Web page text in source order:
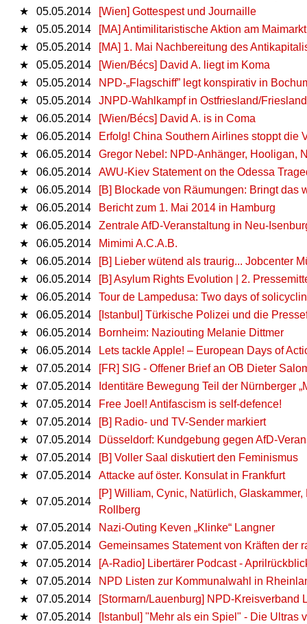
★
05.05.2014
[Wien] Gottespest und Journaille
★
05.05.2014
[MA] Antimilitaristische Aktion am Maimarkt
★
05.05.2014
[MA] 1. Mai Nachbereitung des
★
05.05.2014
[Wien/Bécs] David A. liegt im Koma
★
05.05.2014
NPD-„Flagschiff” legt konspirativ in
★
05.05.2014
JNPD-Wahlkampf in Ostfriesland/Friesland
★
06.05.2014
[Wien/Bécs] David A. is in Coma
★
06.05.2014
Erfolg! China Southern Airlines stoppt die
★
06.05.2014
Gregor Nebel: NPD-Anhänger, Hooligan,
★
06.05.2014
AWU-Kiev Statement on the Odessa
★
06.05.2014
[B] Blockade von Räumungen: Bringt das
★
06.05.2014
Bericht zum 1. Mai 2014 in Hamburg
★
06.05.2014
Zentrale AfD-Veranstaltung in Neu-
★
06.05.2014
Mimimi A.C.A.B.
★
06.05.2014
[B] Lieber wütend als traurig... Jobcenter
★
06.05.2014
[B] Asylum Rights Evolution | 2.
★
06.05.2014
Tour de Lampedusa: Two days of
★
06.05.2014
[Istanbul] Türkische Polizei und die
★
06.05.2014
Bornheim: Naziouting Melanie Dittmer
★
06.05.2014
Lets tackle Apple! – European Days of
★
07.05.2014
[FR] SIG - Offener Brief an OB Dieter
★
07.05.2014
Identitäre Bewegung Teil der Nürnberger
★
07.05.2014
Free Joel! An­ti­fa­scism is self-​de­fence!
★
07.05.2014
[B] Radio- und TV-Sender markiert
★
07.05.2014
Düsseldorf: Kundgebung gegen AfD-
★
07.05.2014
[B] Voller Saal diskutiert den Feminismus
★
07.05.2014 Attacke auf öster. Konsulat in Frankfurt
★ 07.05.2014
[P] William, Cynic, Natürlich,
Rollberg
★
07.05.2014
Nazi-Outing Keven „Klinke“ Langner
★
07.05.2014
Gemeinsames Statement von Kräften der
★
07.05.2014
[A-Radio] Libertärer Podcast -
★
07.05.2014
NPD Listen zur Kommunalwahl in
★
07.05.2014
[Stormarn/Lauenburg] NPD-Kreisverband
★
07.05.2014 [Istanbul] "Mehr als ein Spiel" - Die Ultras